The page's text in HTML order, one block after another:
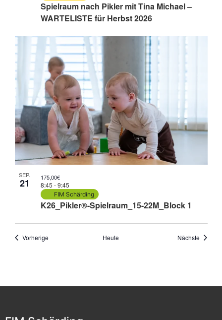
Spielraum nach Pikler mit Tina Michael –
WARTELISTE für Herbst 2026
SEP.
21
K26_Pikler®-Spielraum_15-22M_Block 1
8:45 -9:45
FIM Schärding
175,00€
VorherigeVeranstaltungen Heute Nächste